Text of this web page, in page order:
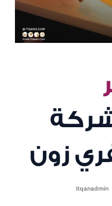
itqanadmin